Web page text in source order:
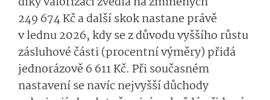
249 674 Kč a další skok nastane právě
v lednu 2026, kdy se z důvodu vyššího růstu
zásluhové části (procentní výměry) přidá
jednorázově 6 611 Kč. Při současném
nastavení se navíc nejvyšší důchody